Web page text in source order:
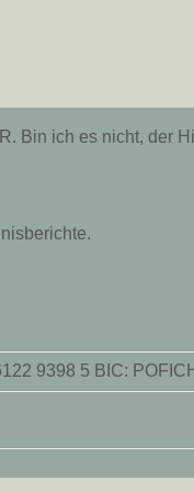
Bin ich es nicht, der
9398 5 BIC: